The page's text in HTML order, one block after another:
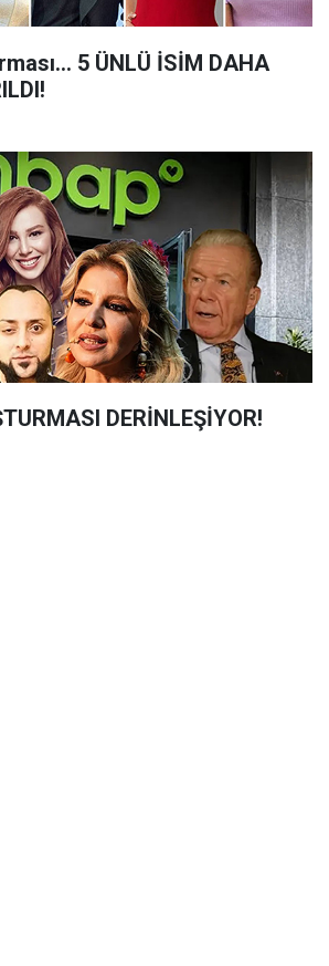
5 ÜNLÜ İSİM DAHA
DERİNLEŞİYOR!